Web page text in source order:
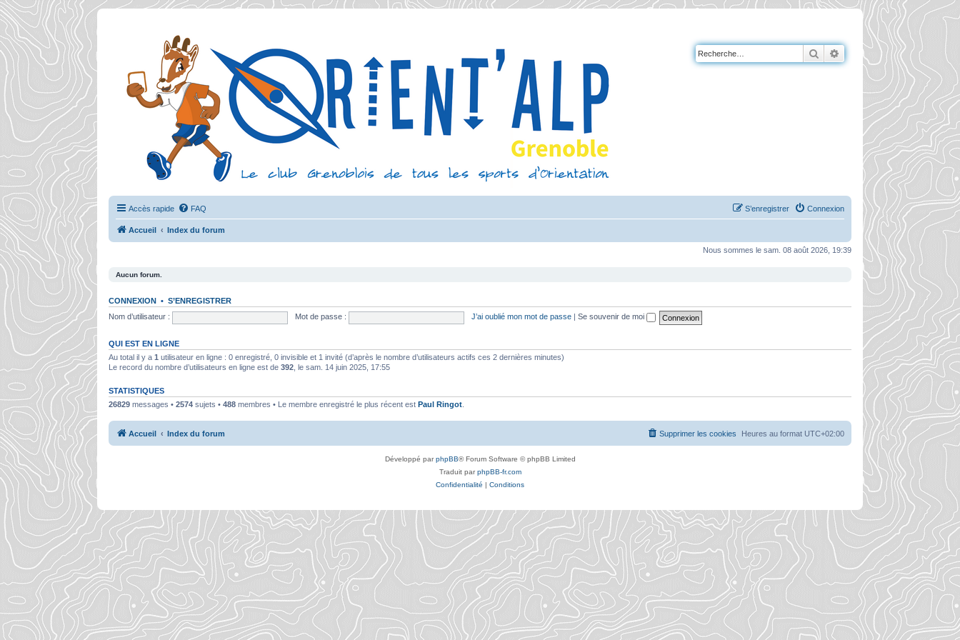
RechercherRecherche avancée
Accès rapide FAQ Connexion
S’enregistrer
Accueil Index du forum
Nous sommes le sam. 08 août 2026, 19:39
Aucun forum.
CONNEXION • S’ENREGISTRER
Nom d’utilisateur :
Mot de passe : J’ai oublié mon mot de passe Se souvenir de moi
QUI EST EN LIGNE
Au total il y a 1 utilisateur en ligne : 0 enregistré, 0 invisible et 1 invité (d’après le nombre d’utilisateurs actifs ces 2 dernières minutes)
Le record du nombre d’utilisateurs en ligne est de 392 , le sam. 14 juin 2025, 17:55
STATISTIQUES
26829 messages • 2574 sujets • 488 membres • Le membre enregistré le plus récent est Paul Ringot
Accueil Index du forum Heures au format UTC+02:00
Supprimer les cookies
Développé parphpBB® Forum Software © phpBB Limited
Traduit parphpBB-fr.com
Confidentialité | Conditions